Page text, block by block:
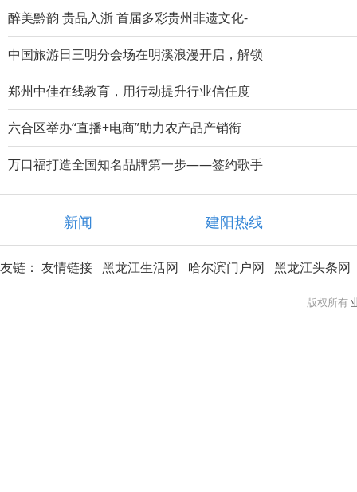
醉美黔韵 贵品入浙 首届多彩贵州非遗文化-
中国旅游日三明分会场在明溪浪漫开启，解锁
郑州中佳在线教育，用行动提升行业信任度
六合区举办“直播+电商”助力农产品产销衔
万口福打造全国知名品牌第一步——签约歌手
新闻 建阳热线
友链： 友情链接 黑龙江生活网 哈尔滨门户网 黑龙江头条网
版权所有